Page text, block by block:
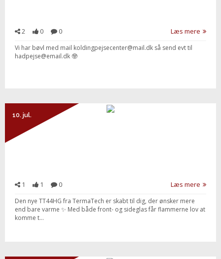
2 0 0 Læs mere
Vi har bøvl med mail koldingpejsecenter@mail.dk så send evt til
hadpejse@email.dk 🤓
10. jul.
1 1 0 Læs mere
Den nye TT44HG fra TermaTech er skabt til dig, der ønsker mere
end bare varme ✨ Med både front- og sideglas får flammerne lov at
komme t...